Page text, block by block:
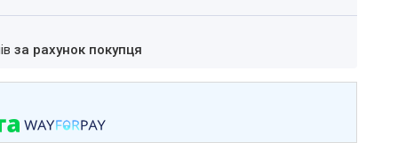
за рахунок покупця